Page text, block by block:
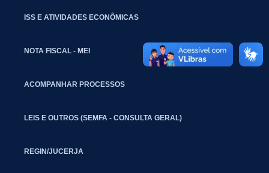
ISS E ATIVIDADES ECONÔMICAS
NOTA FISCAL - MEI
ACOMPANHAR PROCESSOS
LEIS E OUTROS (SEMFA - CONSULTA GERAL)
REGIN/JUCERJA